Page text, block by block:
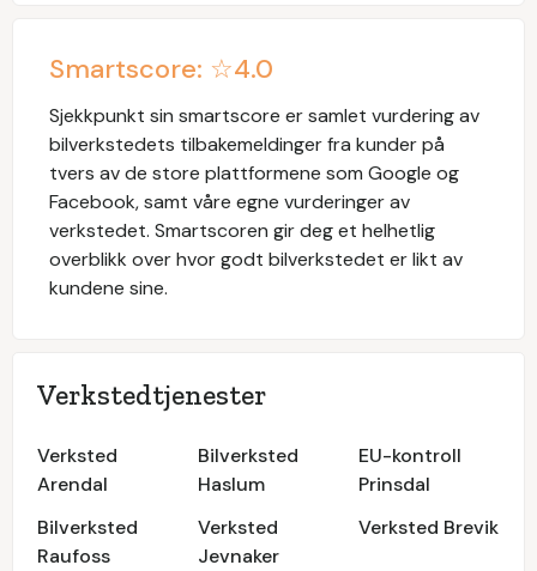
Smartscore: ☆4.0
Sjekkpunkt sin smartscore er samlet vurdering av
bilverkstedets tilbakemeldinger fra kunder på
tvers av de store plattformene som Google og
Facebook, samt våre egne vurderinger av
verkstedet. Smartscoren gir deg et helhetlig
overblikk over hvor godt bilverkstedet er likt av
kundene sine.
Verkstedtjenester
Verksted
Arendal
Bilverksted
Haslum
EU-kontroll
Prinsdal
Bilverksted
Raufoss
Verksted
Jevnaker
Verksted Brevik